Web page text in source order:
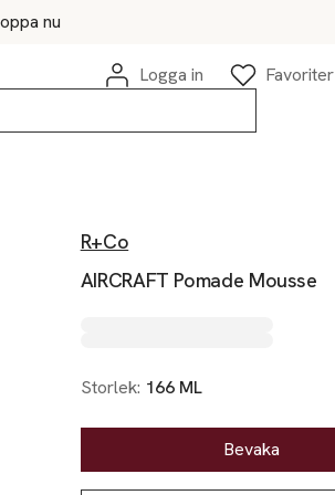
nu
Logga in
Favoriter
R+Co
AIRCRAFT Pomade Mousse
Storlek: 166 ML
Bevaka